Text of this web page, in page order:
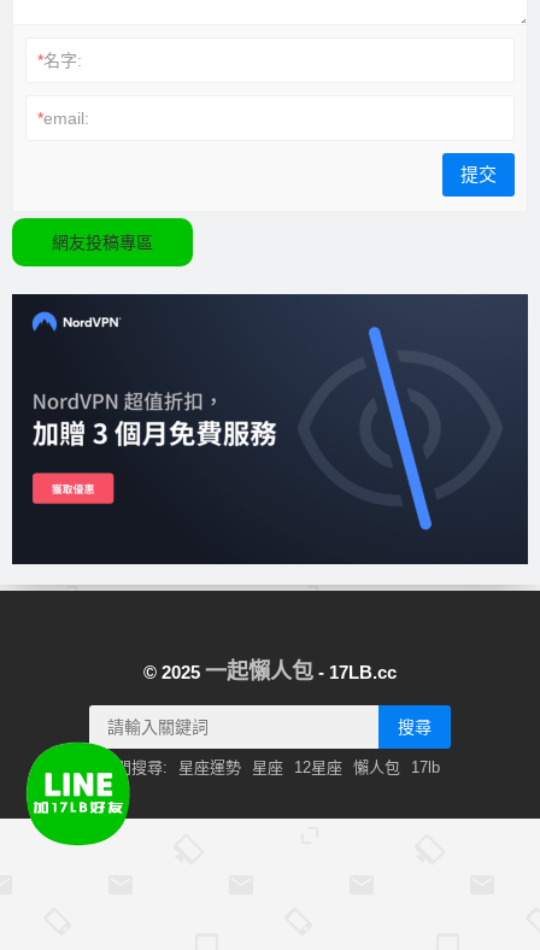
*名字:
*email:
網友投稿專區
© 2025 一起懶人包 - 17LB.cc
搜尋
熱門搜尋: 星座運勢 星座 12星座 懶人包 17lb